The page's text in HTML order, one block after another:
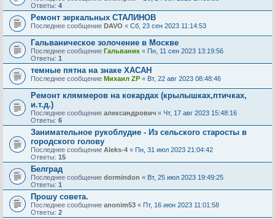
Ответы: 4
Ремонт зеркальных СТАЛИНОВ
Последнее сообщение DAVO « Сб, 23 сен 2023 11:14:53
Гальваническое золочение в Москве
Последнее сообщение Гальваник « Пн, 11 сен 2023 13:19:56
Ответы: 1
темные пятна на знаке ХАСАН
Последнее сообщение Михаил ZP « Вт, 22 авг 2023 08:48:46
Ремонт кляммеров на кокардах (крылышках,птичках,
и.т.д.)
Последнее сообщение александрович « Чт, 17 авг 2023 15:48:16
Ответы: 6
Занимательное рукоблудие - Из сельского старосты в
городского голову
Последнее сообщение Aleks-4 « Пн, 31 июл 2023 21:04:42
Ответы: 15
Белград
Последнее сообщение dormindon « Вт, 25 июл 2023 19:49:25
Ответы: 1
Прошу совета.
Последнее сообщение anonim53 « Пт, 16 июн 2023 11:01:58
Ответы: 2